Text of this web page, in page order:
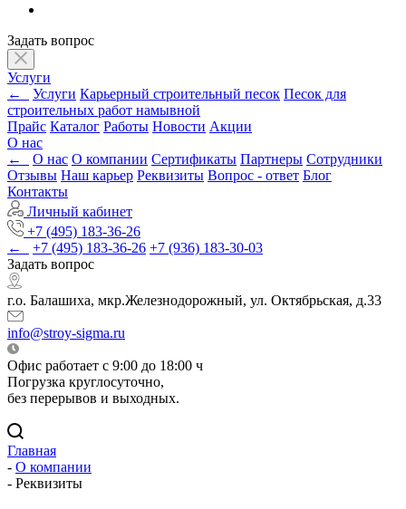
Задать вопрос
Услуги
←
Услуги Карьерный строительный песок Песок для
строительных работ намывной
Прайс Каталог Работы Новости Акции
О нас
←
О нас О компании Сертификаты Партнеры Сотрудники
Отзывы Наш карьер Реквизиты Вопрос - ответ Блог
Контакты
Личный кабинет
+7 (495) 183-36-26
←
+7 (495) 183-36-26 +7 (936) 183-30-03
Задать вопрос
г.о. Балашиха, мкр.Железнодорожный, ул. Октябрьская, д.33
info@stroy-sigma.ru
Офис работает с 9:00 до 18:00 ч
Погрузка круглосуточно,
без перерывов и выходных.
Главная
- О компании
- Реквизиты